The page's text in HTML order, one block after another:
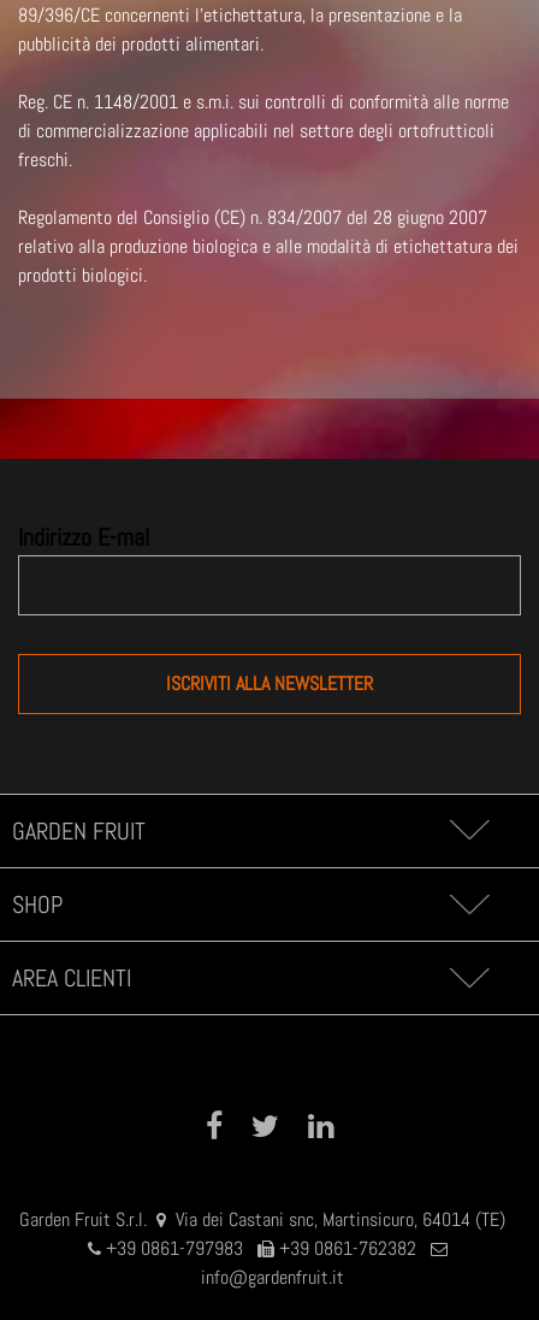
89/396/CE concernenti l’etichettatura, la presentazione e la
pubblicità dei prodotti alimentari.
Reg. CE n. 1148/2001 e s.m.i. sui controlli di conformità alle norme
di commercializzazione applicabili nel settore degli ortofrutticoli
freschi.
Regolamento del Consiglio (CE) n. 834/2007 del 28 giugno 2007
relativo alla produzione biologica e alle modalità di etichettatura dei
prodotti biologici.
Indirizzo E-mal
GARDEN FRUIT
SHOP
AREA CLIENTI
Share on Facebook
Tweet
Garden Fruit S.r.l.
Via dei Castani snc, Martinsicuro, 64014 (TE)
+39 0861-797983
+39 0861-762382
info@gardenfruit.it